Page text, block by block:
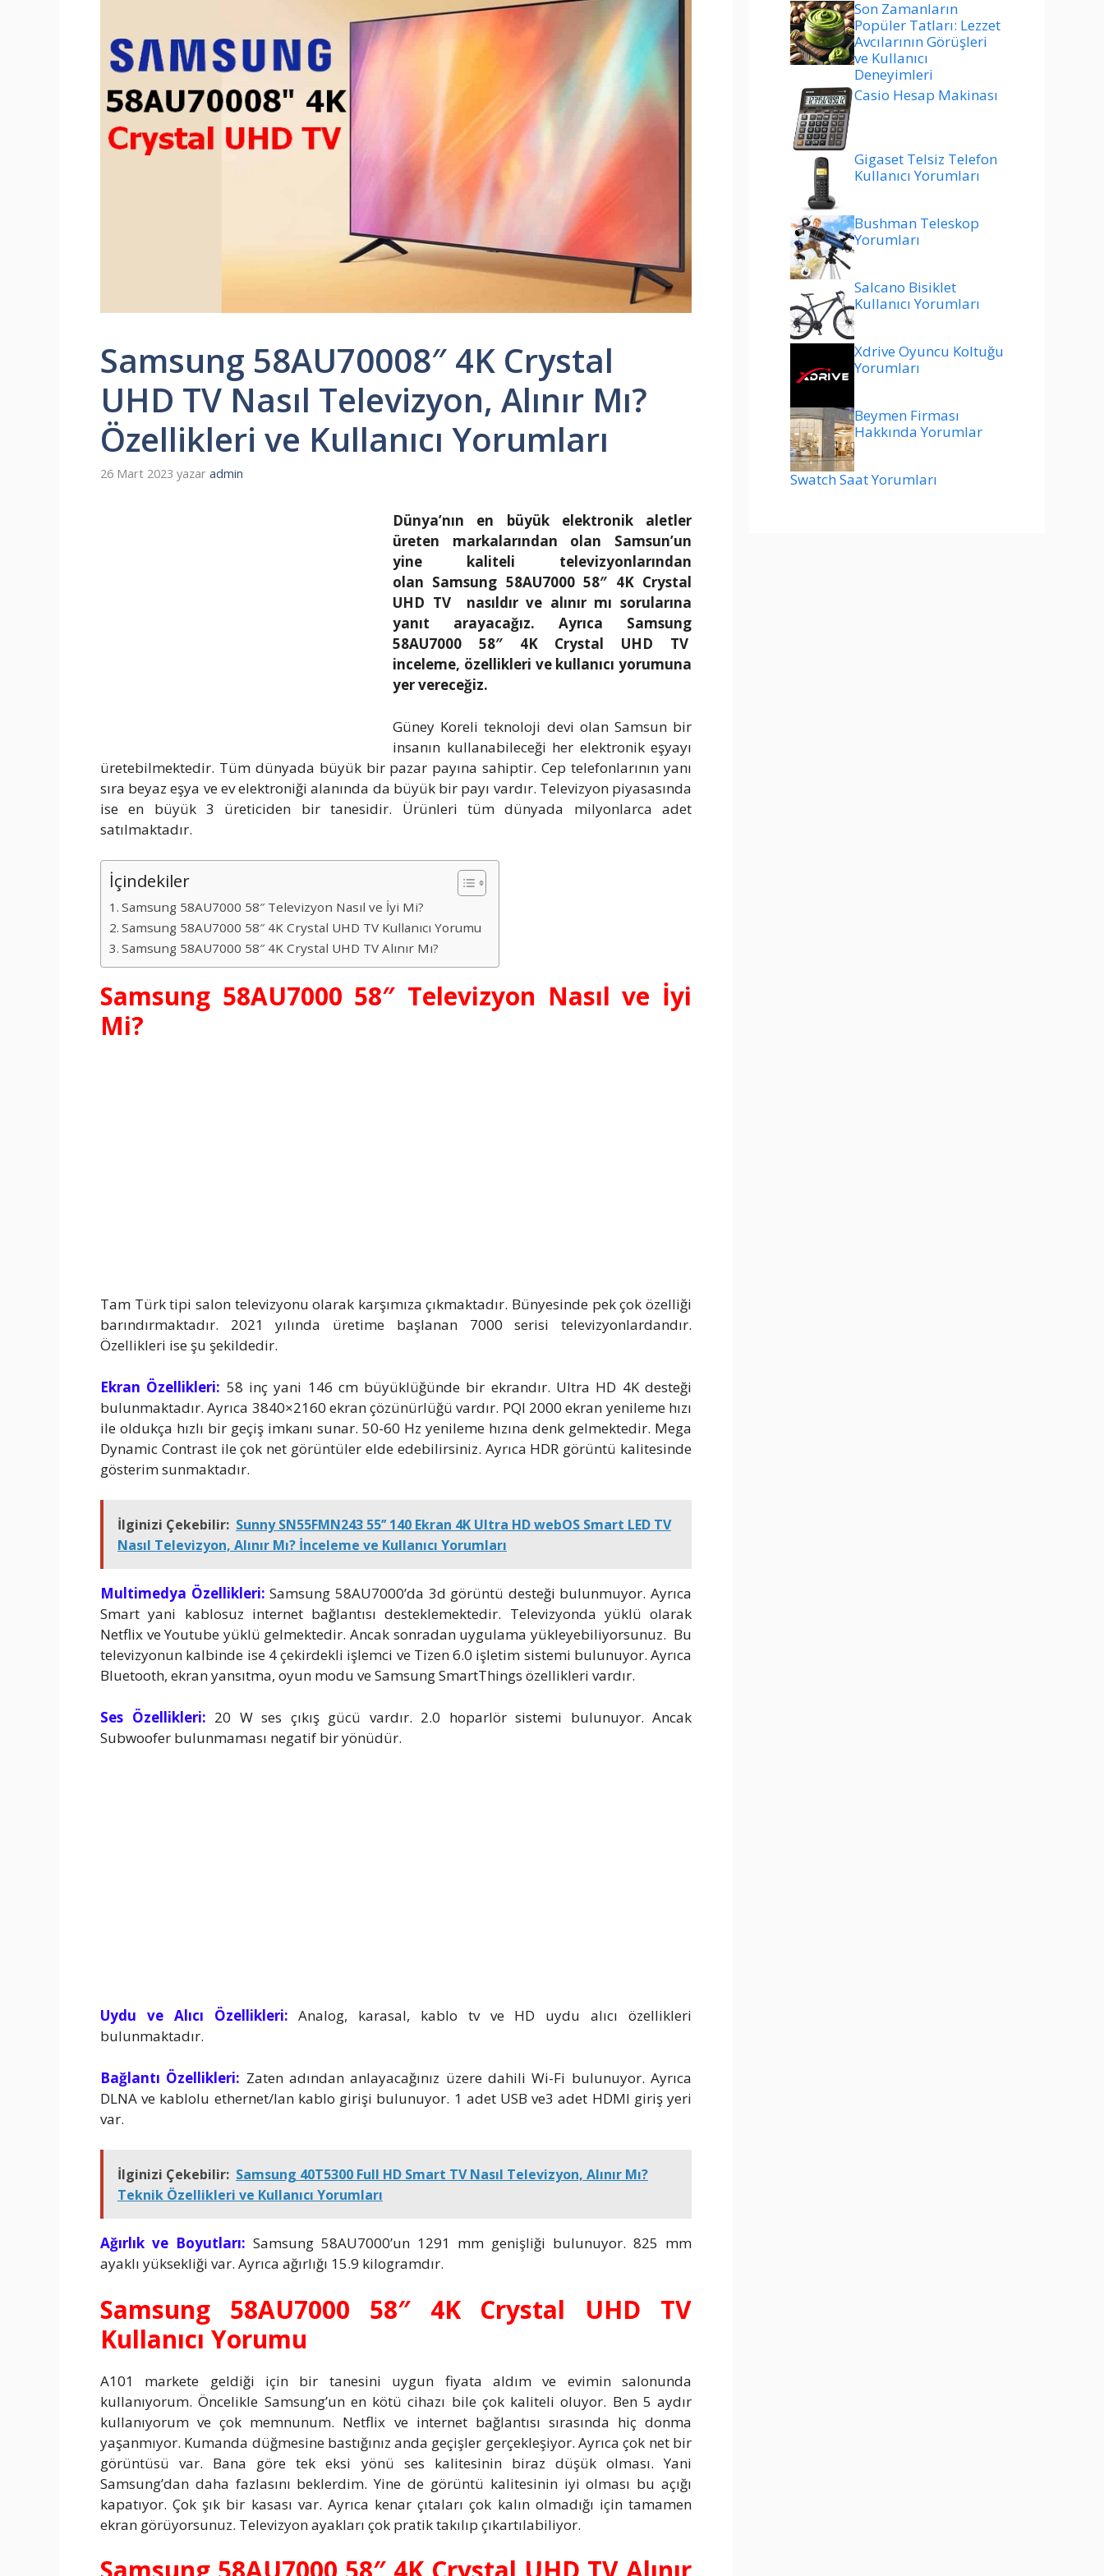
Samsung 58AU70008″ 4K Crystal
UHD TV Nasıl Televizyon, Alınır Mı?
Özellikleri ve Kullanıcı Yorumları
26 Mart 2023 yazar admin
Dünya’nın en büyük elektronik aletler
üreten markalarından olan Samsun’un
yine kaliteli televizyonlarından
olan Samsung 58AU7000 58″ 4K Crystal
UHD TV nasıldır ve alınır mı sorularına
yanıt arayacağız. Ayrıca Samsung
58AU7000 58″ 4K Crystal UHD TV
inceleme, özellikleri ve kullanıcı yorumuna
yer vereceğiz.
Güney Koreli teknoloji devi olan Samsun bir
insanın kullanabileceği her elektronik eşyayı
üretebilmektedir. Tüm dünyada büyük bir pazar payına sahiptir. Cep telefonlarının yanı
sıra beyaz eşya ve ev elektroniği alanında da büyük bir payı vardır. Televizyon piyasasında
ise en büyük 3 üreticiden bir tanesidir. Ürünleri tüm dünyada milyonlarca adet
satılmaktadır.
İçindekiler
Samsung 58AU7000 58″ Televizyon Nasıl ve İyi Mi?
Samsung 58AU7000 58″ 4K Crystal UHD TV Kullanıcı Yorumu
Samsung 58AU7000 58″ 4K Crystal UHD TV Alınır Mı?
Samsung 58AU7000 58″ Televizyon Nasıl ve İyi
Mi?
Tam Türk tipi salon televizyonu olarak karşımıza çıkmaktadır. Bünyesinde pek çok özelliği
barındırmaktadır. 2021 yılında üretime başlanan 7000 serisi televizyonlardandır.
Özellikleri ise şu şekildedir.
Ekran Özellikleri: 58 inç yani 146 cm büyüklüğünde bir ekrandır. Ultra HD 4K desteği
bulunmaktadır. Ayrıca 3840×2160 ekran çözünürlüğü vardır. PQI 2000 ekran yenileme hızı
ile oldukça hızlı bir geçiş imkanı sunar. 50-60 Hz yenileme hızına denk gelmektedir. Mega
Dynamic Contrast ile çok net görüntüler elde edebilirsiniz. Ayrıca HDR görüntü kalitesinde
gösterim sunmaktadır.
İlginizi Çekebilir: Sunny SN55FMN243 55’’ 140 Ekran 4K Ultra HD webOS Smart LED TV
Nasıl Televizyon, Alınır Mı? İnceleme ve Kullanıcı Yorumları
Multimedya Özellikleri: Samsung 58AU7000’da 3d görüntü desteği bulunmuyor. Ayrıca
Smart yani kablosuz internet bağlantısı desteklemektedir. Televizyonda yüklü olarak
Netflix ve Youtube yüklü gelmektedir. Ancak sonradan uygulama yükleyebiliyorsunuz. Bu
televizyonun kalbinde ise 4 çekirdekli işlemci ve Tizen 6.0 işletim sistemi bulunuyor. Ayrıca
Bluetooth, ekran yansıtma, oyun modu ve Samsung SmartThings özellikleri vardır.
Ses Özellikleri: 20 W ses çıkış gücü vardır. 2.0 hoparlör sistemi bulunuyor. Ancak
Subwoofer bulunmaması negatif bir yönüdür.
Uydu ve Alıcı Özellikleri: Analog, karasal, kablo tv ve HD uydu alıcı özellikleri
bulunmaktadır.
Bağlantı Özellikleri: Zaten adından anlayacağınız üzere dahili Wi-Fi bulunuyor. Ayrıca
DLNA ve kablolu ethernet/lan kablo girişi bulunuyor. 1 adet USB ve3 adet HDMI giriş yeri
var.
İlginizi Çekebilir: Samsung 40T5300 Full HD Smart TV Nasıl Televizyon, Alınır Mı?
Teknik Özellikleri ve Kullanıcı Yorumları
Ağırlık ve Boyutları: Samsung 58AU7000’un 1291 mm genişliği bulunuyor. 825 mm
ayaklı yüksekliği var. Ayrıca ağırlığı 15.9 kilogramdır.
Samsung 58AU7000 58″ 4K Crystal UHD TV
Kullanıcı Yorumu
A101 markete geldiği için bir tanesini uygun fiyata aldım ve evimin salonunda
kullanıyorum. Öncelikle Samsung’un en kötü cihazı bile çok kaliteli oluyor. Ben 5 aydır
kullanıyorum ve çok memnunum. Netflix ve internet bağlantısı sırasında hiç donma
yaşanmıyor. Kumanda düğmesine bastığınız anda geçişler gerçekleşiyor. Ayrıca çok net bir
görüntüsü var. Bana göre tek eksi yönü ses kalitesinin biraz düşük olması. Yani
Samsung’dan daha fazlasını beklerdim. Yine de görüntü kalitesinin iyi olması bu açığı
kapatıyor. Çok şık bir kasası var. Ayrıca kenar çıtaları çok kalın olmadığı için tamamen
ekran görüyorsunuz. Televizyon ayakları çok pratik takılıp çıkartılabiliyor.
Son Zamanların
Popüler Tatları: Lezzet
Avcılarının Görüşleri
ve Kullanıcı
Deneyimleri
Casio Hesap Makinası
Gigaset Telsiz Telefon
Kullanıcı Yorumları
Bushman Teleskop
Yorumları
Salcano Bisiklet
Kullanıcı Yorumları
Xdrive Oyuncu Koltuğu
Yorumları
Beymen Firması
Hakkında Yorumlar
Swatch Saat Yorumları